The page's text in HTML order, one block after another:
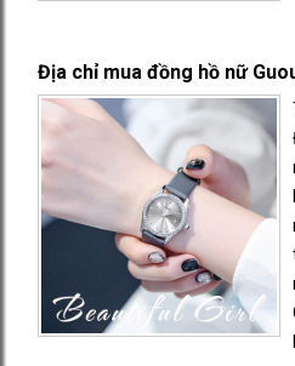
Địa chỉ mua đồng hồ nữ